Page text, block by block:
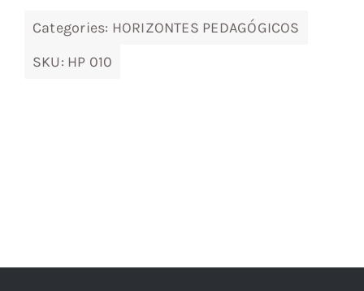
Categories: HORIZONTES PEDAGÓGICOS
SKU: HP 010